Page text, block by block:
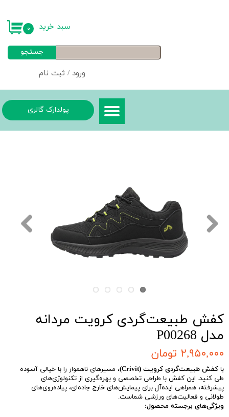
ورود / ثبت نام
خروج از حساب کاربری
جستجو
۰ سبد خرید
پولدارک گالری
کفش طبیعت‌گردی کرویت مردانه
مدل P00268
۲,۹۵۰,۰۰۰ تومان
باکفش طبیعت‌گردی کرویت (Crivit)
، مسیرهای ناهموار را با خیالی آسوده
طی کنید. این کفش با طراحی تخصصی و بهره‌گیری از تکنولوژی‌های
پیشرفته، همراهی ایده‌آل برای پیمایش‌های خارج جاده‌ای، پیاده‌روی‌های
طولانی و فعالیت‌های ورزشی شماست.
ویژگی‌های برجسته محصول: